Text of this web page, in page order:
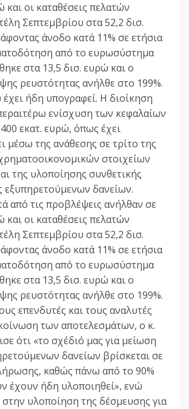
και οι καταθέσεις πελατών
Σεπτεμβρίου στα 52,2 δισ.
άνοδο κατά 11% σε ετήσια
από το ευρωσύστημα
στα 13,5 δισ. ευρώ και ο
ρευστότητας ανήλθε στο 199%.
ήδη υπογραφεί. Η διοίκηση
ενίσχυση των κεφαλαίων
εκατ. ευρώ, όπως έχει
μέσω της ανάθεσης σε τρίτο της
στοιχείων
της υλοποίησης συνθετικής
εξυπηρετούμενων δανείων.
από τις προβλέψεις ανήλθαν σε
και οι καταθέσεις πελατών
Σεπτεμβρίου στα 52,2 δισ.
άνοδο κατά 11% σε ετήσια
από το ευρωσύστημα
στα 13,5 δισ. ευρώ και ο
ρευστότητας ανήλθε στο 199%.
επενδυτές και τους αναλυτές
των αποτελεσμάτων, ο κ.
ότι «το σχέδιό μας για μείωση
δανείων βρίσκεται σε
καθώς πάνω από το 90%
έχουν ήδη υλοποιηθεί», ενώ
υλοποίηση της δέσμευσης για